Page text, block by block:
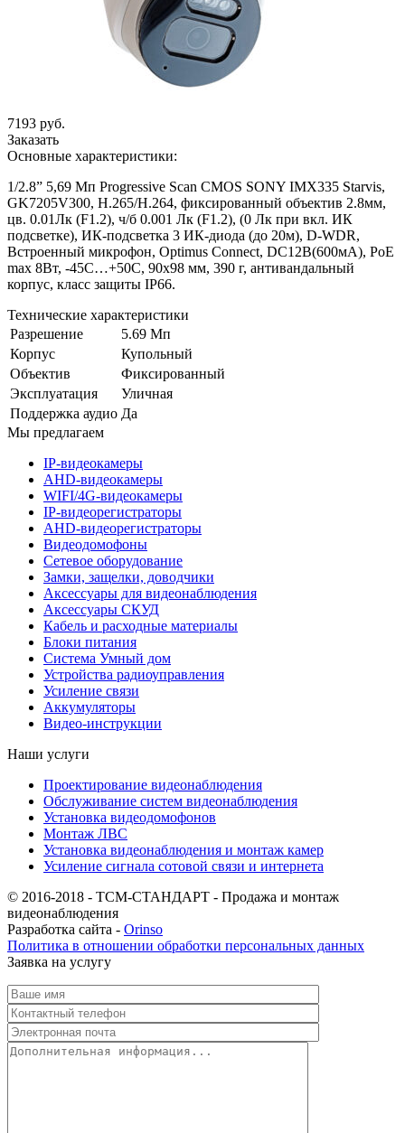
7193 руб.
Заказать
Основные характеристики:
1/2.8” 5,69 Мп Progressive Scan CMOS SONY IMX335 Starvis,
GK7205V300, H.265/H.264, фиксированный объектив 2.8мм,
цв. 0.01Лк (F1.2), ч/б 0.001 Лк (F1.2), (0 Лк при вкл. ИК
подсветке), ИК-подсветка 3 ИК-диода (до 20м), D-WDR,
Встроенный микрофон, Optimus Connect, DC12В(600мА), PoE
max 8Вт, -45С…+50С, 90х98 мм, 390 г, антивандальный
корпус, класс защиты IР66.
Технические характеристики
Разрешение
5.69 Мп
Корпус
Купольный
Объектив
Фиксированный
Эксплуатация
Уличная
Поддержка аудио Да
Мы предлагаем
IP-видеокамеры
AHD-видеокамеры
WIFI/4G-видеокамеры
IP-видеорегистраторы
AHD-видеорегистраторы
Видеодомофоны
Сетевое оборудование
Замки, защелки, доводчики
Аксессуары для видеонаблюдения
Аксессуары СКУД
Кабель и расходные материалы
Блоки питания
Система Умный дом
Устройства радиоуправления
Усиление связи
Аккумуляторы
Видео-инструкции
Наши услуги
Проектирование видеонаблюдения
Обслуживание систем видеонаблюдения
Установка видеодомофонов
Монтаж ЛВС
Установка видеонаблюдения и монтаж камер
Усиление сигнала сотовой связи и интернета
© 2016-2018 - ТСМ-СТАНДАРТ - Продажа и монтаж
видеонаблюдения
Разработка сайта - Orinso
Политика в отношении обработки персональных данных
Заявка на услугу